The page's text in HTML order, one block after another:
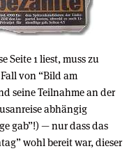
Seite 1 liest, muss zu
von “Bild am
seine Teilnahme an der
abhängig
gab”!) — nur dass das
wohl bereit war, dieser